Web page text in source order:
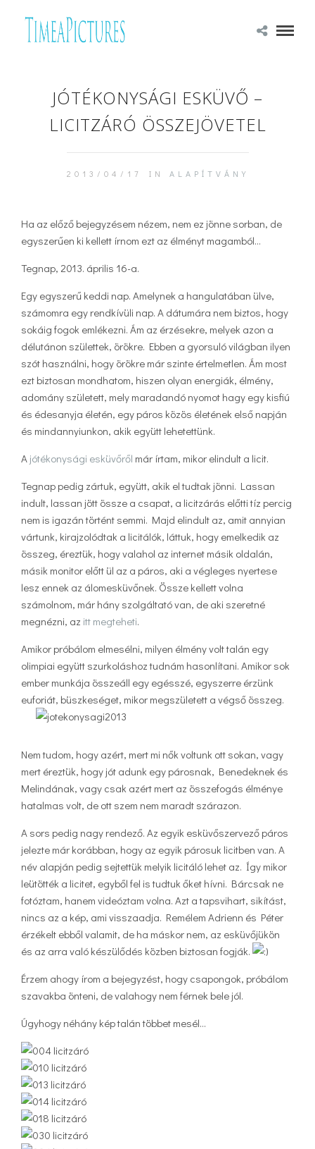
JÓTÉKONYSÁGI ESKÜVŐ –
LICITZÁRÓ ÖSSZEJÖVETEL
2013/04/17 IN ALAPÍTVÁNY
Ha az előző bejegyzésem nézem, nem ez jönne sorban, de
egyszerűen ki kellett írnom ezt az élményt magamból…
Tegnap, 2013. április 16-a.
Egy egyszerű keddi nap. Amelynek a hangulatában ülve,
számomra egy rendkívüli nap. A dátumára nem biztos, hogy
sokáig fogok emlékezni. Ám az érzésekre, melyek azon a
délutánon születtek, örökre. Ebben a gyorsuló világban ilyen
szót használni, hogy örökre már szinte értelmetlen. Ám most
ezt biztosan mondhatom, hiszen olyan energiák, élmény,
adomány született, mely maradandó nyomot hagy egy kisfiú
és édesanyja életén, egy páros közös életének első napján
és mindannyiunkon, akik együtt lehetettünk.
A jótékonysági esküvőről már írtam, mikor elindult a licit.
Tegnap pedig zártuk, együtt, akik el tudtak jönni. Lassan
indult, lassan jött össze a csapat, a licitzárás előtti tíz percig
nem is igazán történt semmi. Majd elindult az, amit annyian
vártunk, kirajzolódtak a licitálók, láttuk, hogy emelkedik az
összeg, éreztük, hogy valahol az internet másik oldalán,
másik monitor előtt ül az a páros, aki a végleges nyertese
lesz ennek az álomesküvőnek. Össze kellett volna
számolnom, már hány szolgáltató van, de aki szeretné
megnézni, az itt megteheti.
Amikor próbálom elmesélni, milyen élmény volt talán egy
olimpiai együtt szurkoláshoz tudnám hasonlítani. Amikor sok
ember munkája összeáll egy egésszé, egyszerre érzünk
euforiát, büszkeséget, mikor megszületett a végső összeg.
Nem tudom, hogy azért, mert mi nők voltunk ott sokan, vagy
mert éreztük, hogy jót adunk egy párosnak, Benedeknek és
Melindának, vagy csak azért mert az összefogás élménye
hatalmas volt, de ott szem nem maradt szárazon.
A sors pedig nagy rendező. Az egyik esküvőszervező páros
jelezte már korábban, hogy az egyik párosuk licitben van. A
név alapján pedig sejtettük melyik licitáló lehet az. Így mikor
leütötték a licitet, egyből fel is tudtuk őket hívni. Bárcsak ne
fotóztam, hanem videóztam volna. Azt a tapsvihart, sikítást,
nincs az a kép, ami visszaadja. Remélem Adrienn és Péter
érzékelt ebből valamit, de ha máskor nem, az esküvőjükön
és az arra való készülődés közben biztosan fogják.
Érzem ahogy írom a bejegyzést, hogy csapongok, próbálom
szavakba önteni, de valahogy nem férnek bele jól.
Úgyhogy néhány kép talán többet mesél…